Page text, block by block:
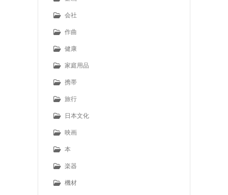
会社
作曲
健康
家庭用品
携帯
旅行
日本文化
映画
本
楽器
機材